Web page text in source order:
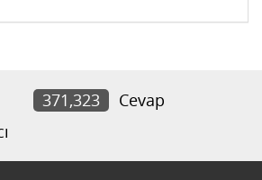
371,323
Cevap